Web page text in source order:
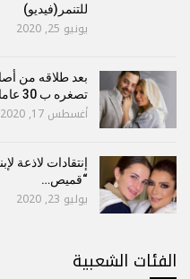
للتنمر(فيديو)
يونيو 25, 2020
بعد طلاقه من
تصغره ب 30 عاما
أغسطس 17, 2020
إنتقادات لاذعة
“قميص…
يوليو 23, 2020
الفئات الشعبية